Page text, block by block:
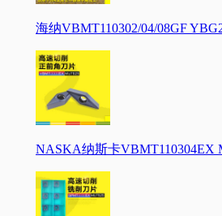
海纳VBMT110302/04/08GF
NASKA纳斯卡VBMT110304EX